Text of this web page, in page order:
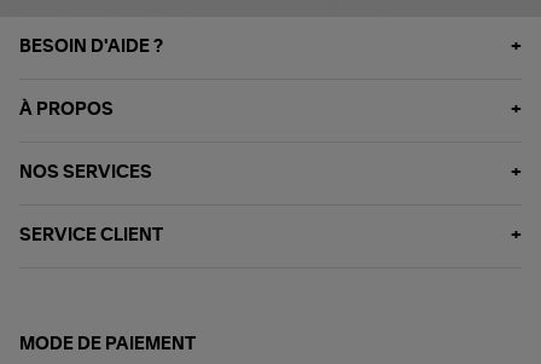
BESOIN D'AIDE ?
À PROPOS
NOS SERVICES
SERVICE CLIENT
MODE DE PAIEMENT